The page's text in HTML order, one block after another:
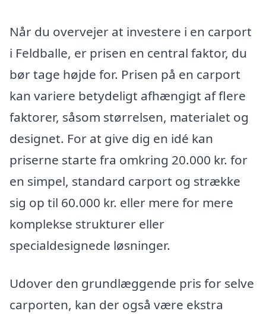
Når du overvejer at investere i en carport
i Feldballe, er prisen en central faktor, du
bør tage højde for. Prisen på en carport
kan variere betydeligt afhængigt af flere
faktorer, såsom størrelsen, materialet og
designet. For at give dig en idé kan
priserne starte fra omkring 20.000 kr. for
en simpel, standard carport og strække
sig op til 60.000 kr. eller mere for mere
komplekse strukturer eller
specialdesignede løsninger.
Udover den grundlæggende pris for selve
carporten, kan der også være ekstra